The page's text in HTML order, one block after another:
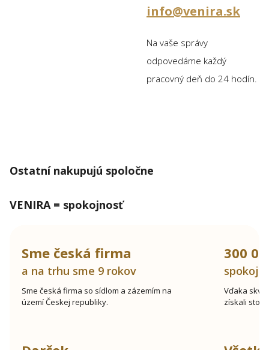
info@venira.sk
Na vaše správy
odpovedáme každý
pracovný deň do 24 hodín.
Ostatní nakupujú spoločne
VENIRA = spokojnosť
Sme česká firma
a na trhu sme 9 rokov
Sme česká firma so sídlom a zázemím na
území Českej republiky.
300
Vďaka
získali